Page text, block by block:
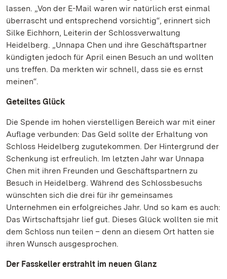
lassen. „Von der E-Mail waren wir natürlich erst einmal
überrascht und entsprechend vorsichtig“, erinnert sich
Silke Eichhorn, Leiterin der Schlossverwaltung
Heidelberg. „Unnapa Chen und ihre Geschäftspartner
kündigten jedoch für April einen Besuch an und wollten
uns treffen. Da merkten wir schnell, dass sie es ernst
meinen“.
Geteiltes Glück
Die Spende im hohen vierstelligen Bereich war mit einer
Auflage verbunden: Das Geld sollte der Erhaltung von
Schloss Heidelberg zugutekommen. Der Hintergrund der
Schenkung ist erfreulich. Im letzten Jahr war Unnapa
Chen mit ihren Freunden und Geschäftspartnern zu
Besuch in Heidelberg. Während des Schlossbesuchs
wünschten sich die drei für ihr gemeinsames
Unternehmen ein erfolgreiches Jahr. Und so kam es auch:
Das Wirtschaftsjahr lief gut. Dieses Glück wollten sie mit
dem Schloss nun teilen – denn an diesem Ort hatten sie
ihren Wunsch ausgesprochen.
Der Fasskeller erstrahlt im neuen Glanz